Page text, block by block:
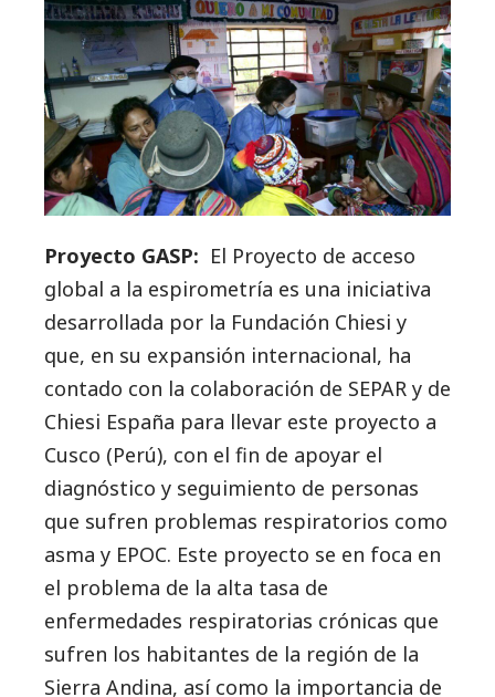
Proyecto GASP: El Proyecto de acceso
global a la espirometría es una iniciativa
desarrollada por la Fundación Chiesi y
que, en su expansión internacional, ha
contado con la colaboración de SEPAR y de
Chiesi España para llevar este proyecto a
Cusco (Perú), con el fin de apoyar el
diagnóstico y seguimiento de personas
que sufren problemas respiratorios como
asma y EPOC. Este proyecto se en foca en
el problema de la alta tasa de
enfermedades respiratorias crónicas que
sufren los habitantes de la región de la
Sierra Andina, así como la importancia de